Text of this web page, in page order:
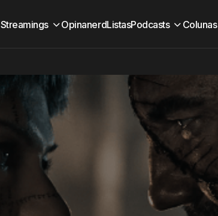
Streamings OpinanerdListasPodcasts Colunas